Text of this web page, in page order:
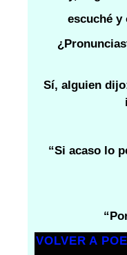
escuché
Sí, alguien
“Si acaso lo
VOLVER A